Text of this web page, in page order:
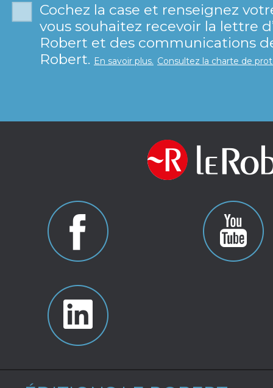
Cochez la case et renseignez
vous souhaitez recevoir la lettre
Robert et des communications
Robert. En savoir plus. Consultez la charte de